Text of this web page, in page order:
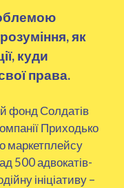
як
куди
права.
фонд Солдатів
Приходько
маркетплейсу
500 адвокатів-
ініціативу –